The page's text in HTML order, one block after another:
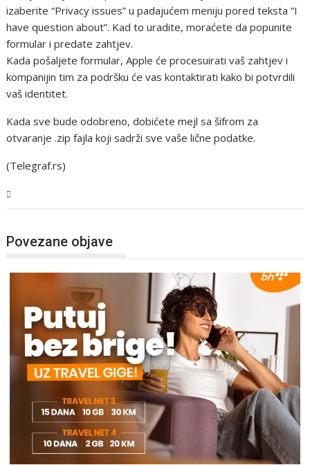
izaberite “Privacy issues” u padajućem meniju pored teksta “I
have question about”. Kad to uradite, moraćete da popunite
formular i predate zahtjev.
Kada pošaljete formular, Apple će procesuirati vaš zahtjev i
kompanijin tim za podršku će vas kontaktirati kako bi potvrdili
vaš identitet.
Kada sve bude odobreno, dobićete mejl sa šifrom za
otvaranje .zip fajla koji sadrži sve vaše lične podatke.
(Telegraf.rs)
Povezane objave